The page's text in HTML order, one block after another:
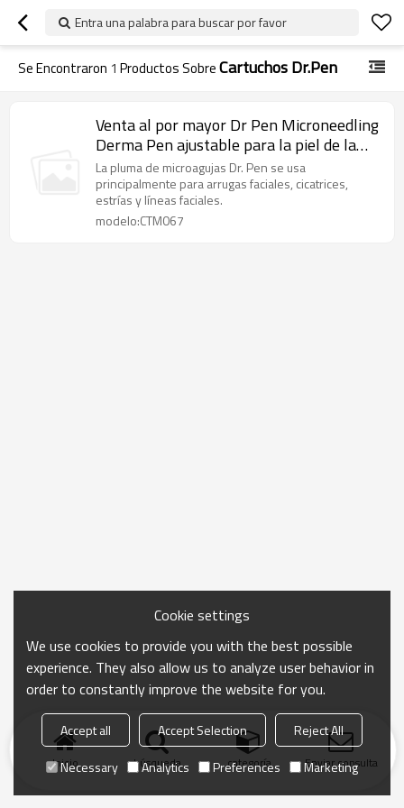
Entra una palabra para buscar por favor
Se Encontraron 1 Productos SobreCartuchos Dr.pen
Venta al por mayor Dr Pen Microneedling
Derma Pen ajustable para la piel de la
cara
La pluma de microagujas Dr. Pen se usa
principalmente para arrugas faciales, cicatrices,
estrías y líneas faciales.
modelo:CTM067
Inicio búsqueda categoría Enviar consulta
Cookie settings
We use cookies to provide you with the best possible
experience. They also allow us to analyze user behavior in
order to constantly improve the website for you.
Accept all Accept Selection
Reject All
Necessary
Analytics Preferences Marketing